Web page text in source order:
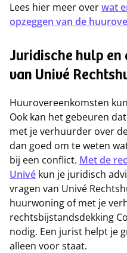
Lees hier meer overwat
opzeggen van de
Juridische hulp en
van Univé
Huurovereenkomsten
Ook kan het gebeuren
met je verhuurder over
dan goed om te weten
bij een conflict. Met de
Univé kun je juridisch
vragen van Univé
huurwoning of met je
rechtsbijstandsdekking
nodig. Een jurist helpt je
alleen voor staat.